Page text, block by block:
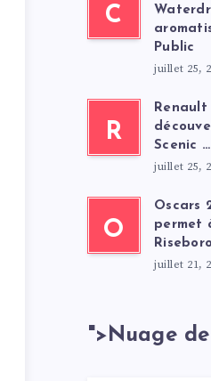
C
Public
juillet 25,
R
Renault
Scenic
juillet 25,
O
Oscars
permet
juillet 21,
">Nuage